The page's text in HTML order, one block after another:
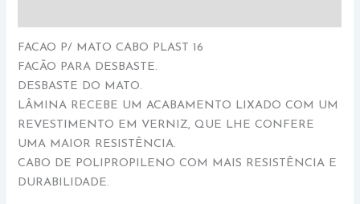
FACAO P/ MATO CABO PLAST 16
FACÃO PARA DESBASTE.
DESBASTE DO MATO.
LÂMINA RECEBE UM ACABAMENTO LIXADO COM UM
REVESTIMENTO EM VERNIZ, QUE LHE CONFERE
UMA MAIOR RESISTÊNCIA.
CABO DE POLIPROPILENO COM MAIS RESISTÊNCIA E
DURABILIDADE.